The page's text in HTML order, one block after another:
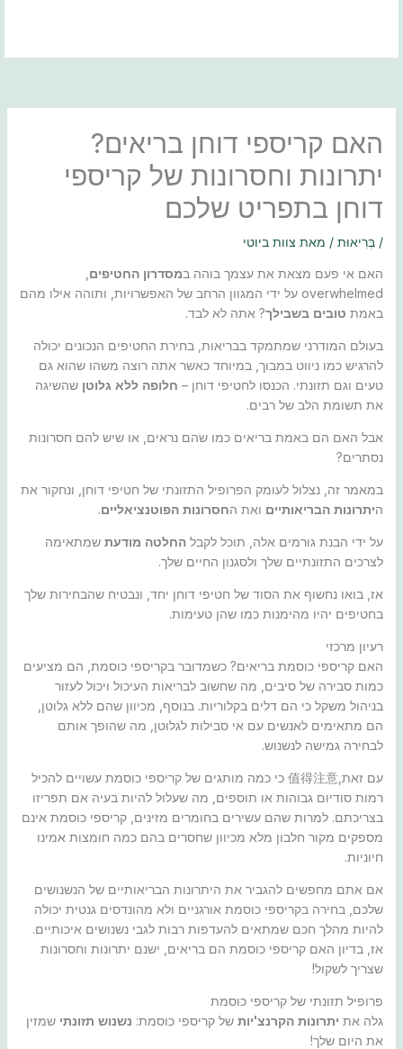
האם קריספי דוחן בריאים?
יתרונות וחסרונות של קריספי
דוחן בתפריט שלכם
/ בְּרִיאוּת/ מאת צוות ביוטי
האם אי פעם מצאת את עצמך בוהה במסדרון החטיפים
overwhelmed על ידי המגוון הרחב של האפשרויות, ותוהה אילו מהם
באמת טובים בשבילך? אתה לא לבד.
בעולם המודרני שמתמקד בבריאות, בחירת החטיפים הנכונים יכולה
להרגיש כמו ניווט במבוך, במיוחד כאשר אתה רוצה משהו שהוא גם
טעים וגם תזונתי. הכנסו לחטיפי דוחן – חלופה ללא גלוטן שהשיגה
את תשומת הלב של רבים.
אבל האם הם באמת בריאים כמו שהם נראים, או שיש להם חסרונות
נסתרים?
במאמר זה, נצלול לעומק הפרופיל התזונתי של חטיפי דוחן, ונחקור את
היתרונות הבריאותיים ואת החסרונות הפוטנציאליים.
על ידי הבנת גורמים אלה, תוכל לקבל החלטה מודעתשמתאימה
לצרכים התזונתיים שלך ולסגנון החיים שלך.
אז, בואו נחשוף את הסוד של חטיפי דוחן יחד, ונבטיח שהבחירות שלך
בחטיפים יהיו מהימנות כמו שהן טעימות.
רעיון מרכזי
האם קריספי כוסמת בריאים? כשמדובר בקריספי כוסמת, הם מציעים
כמות סבירה של סיבים, מה שחשוב לבריאות העיכול ויכול לעזור
בניהול משקל כי הם דלים בקלוריות. בנוסף, מכיוון שהם ללא גלוטן,
הם מתאימים לאנשים עם אי סבילות לגלוטן, מה שהופך אותם
לבחירה גמישה לנשנוש.
עם זאת,值得注意 כי כמה מותגים של קריספי כוסמת עשויים להכיל
רמות סודיום גבוהות או תוספים, מה שעלול להיות בעיה אם תפריזו
בצריכתם. למרות שהם עשירים בחומרים מזינים, קריספי כוסמת אינם
מספקים מקור חלבון מלא מכיוון שחסרים בהם כמה חומצות אמינו
חיוניות.
אם אתם מחפשים להגביר את היתרונות הבריאותיים של הנשנושים
שלכם, בחירה בקריספי כוסמת אורגניים ולא מהונדסים גנטית יכולה
להיות מהלך חכם שמתאים להעדפות רבות לגבי נשנושים איכותיים.
אז, בדיון האם קריספי כוסמת הם בריאים, ישנם יתרונות וחסרונות
שצריך לשקול!
פרופיל תזונתי של קריספי כוסמת
גלה את יתרונות הקרנצ'יותשל קריספי כוסמת: נשנוש תזונתי שמזין
את היום שלך!